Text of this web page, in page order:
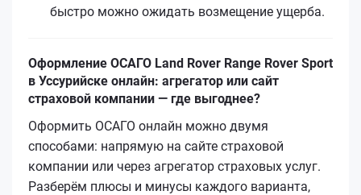
быстро можно ожидать возмещение ущерба.
Оформление ОСАГО Land Rover Range Rover Sport
в Уссурийске онлайн: агрегатор или сайт
страховой компании — где выгоднее?
Оформить ОСАГО онлайн можно двумя
способами: напрямую на сайте страховой
компании или через агрегатор страховых услуг.
Разберём плюсы и минусы каждого варианта,